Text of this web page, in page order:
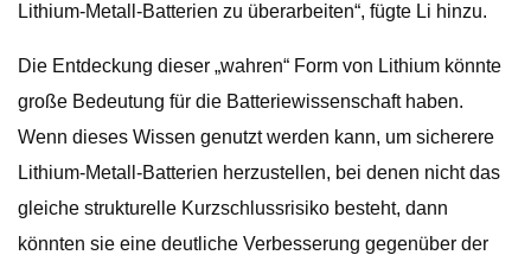
Lithium-Metall-Batterien zu überarbeiten“, fügte Li hinzu.
Die Entdeckung dieser „wahren“ Form von Lithium könnte
große Bedeutung für die Batteriewissenschaft haben.
Wenn dieses Wissen genutzt werden kann, um sicherere
Lithium-Metall-Batterien herzustellen, bei denen nicht das
gleiche strukturelle Kurzschlussrisiko besteht, dann
könnten sie eine deutliche Verbesserung gegenüber der